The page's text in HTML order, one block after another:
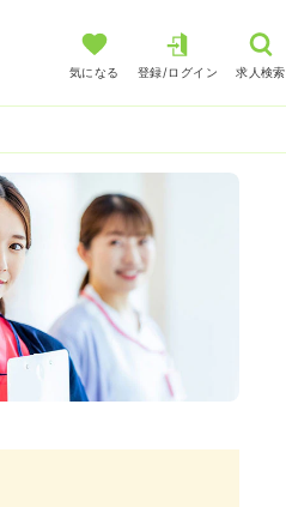
気になる 登録/ログイン 求人検索